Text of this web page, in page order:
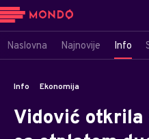
Naslovna Najnovije Info
Info Ekonomija
Vidović otkrila